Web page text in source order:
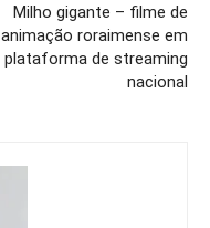
Milho gigante – filme de
animação roraimense em
plataforma de streaming
nacional